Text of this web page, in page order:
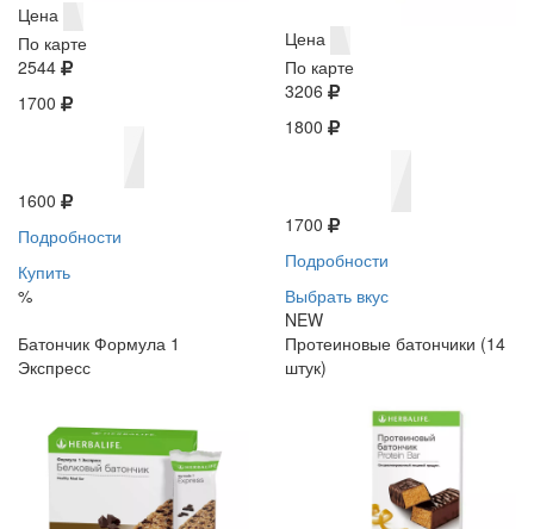
Цена
По карте
2544
1700
1600
Подробности
Купить
%
Цена
По карте
3206
1800
1700
Подробности
Выбрать вкус
NEW
Батончик Формула 1
Экспресс
Протеиновые батончики (14
штук)